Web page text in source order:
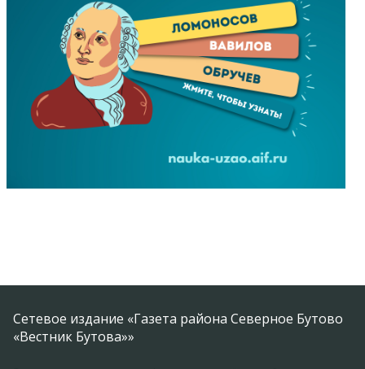
Сетевое издание «Газета района Северное Бутово
«Вестник Бутова»»